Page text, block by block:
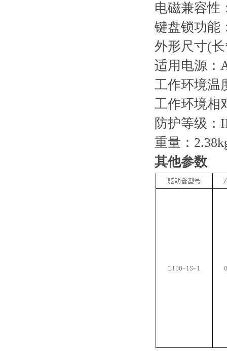
电磁兼容性
键盘锁功能
外形尺寸(
适用电源：
工作环境
工作环境相
防护等级：
重量：
其他参数